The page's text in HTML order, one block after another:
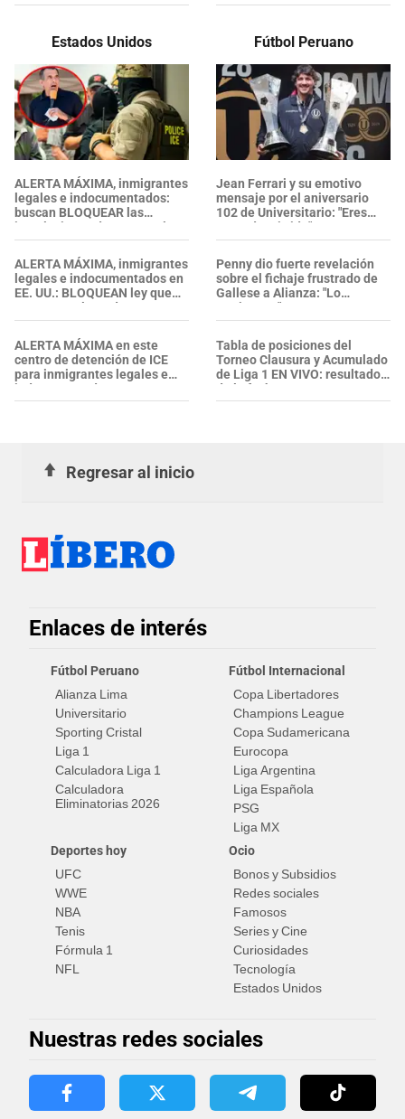
Estados Unidos
ALERTA MÁXIMA, inmigrantes
legales e indocumentados:
buscan BLOQUEAR las
instalaciones de ICE; revelan
PLAN de acción de legislador
ALERTA MÁXIMA, inmigrantes
legales e indocumentados en
EE. UU.: BLOQUEAN ley que
RECHAZA el uso de
mascarillas a agentes del ICE
ALERTA MÁXIMA en este
centro de detención de ICE
para inmigrantes legales e
indocumentados en EE. UU.:
SALVADOREÑO falleció tras
Fútbol Peruano
Jean Ferrari y su emotivo
mensaje por el aniversario
102 de Universitario: "Eres
parte de mi vida"
Penny dio fuerte revelación
sobre el fichaje frustrado de
Gallese a Alianza: "Lo
metieron..."
Tabla de posiciones del
Torneo Clausura y Acumulado
de Liga 1 EN VIVO: resultados
de la fecha 4
Regresar al inicio
Enlaces de interés
Fútbol Peruano
Alianza Lima
Universitario
Sporting Cristal
Liga 1
Calculadora Liga 1
Calculadora
Eliminatorias 2026
Fútbol Internacional
Copa Libertadores
Champions League
Copa Sudamericana
Eurocopa
Liga Argentina
Liga Española
PSG
Liga MX
Deportes hoy
UFC
WWE
NBA
Tenis
Fórmula 1
NFL
Ocio
Bonos y Subsidios
Redes sociales
Famosos
Series y Cine
Curiosidades
Tecnología
Estados Unidos
Nuestras redes sociales